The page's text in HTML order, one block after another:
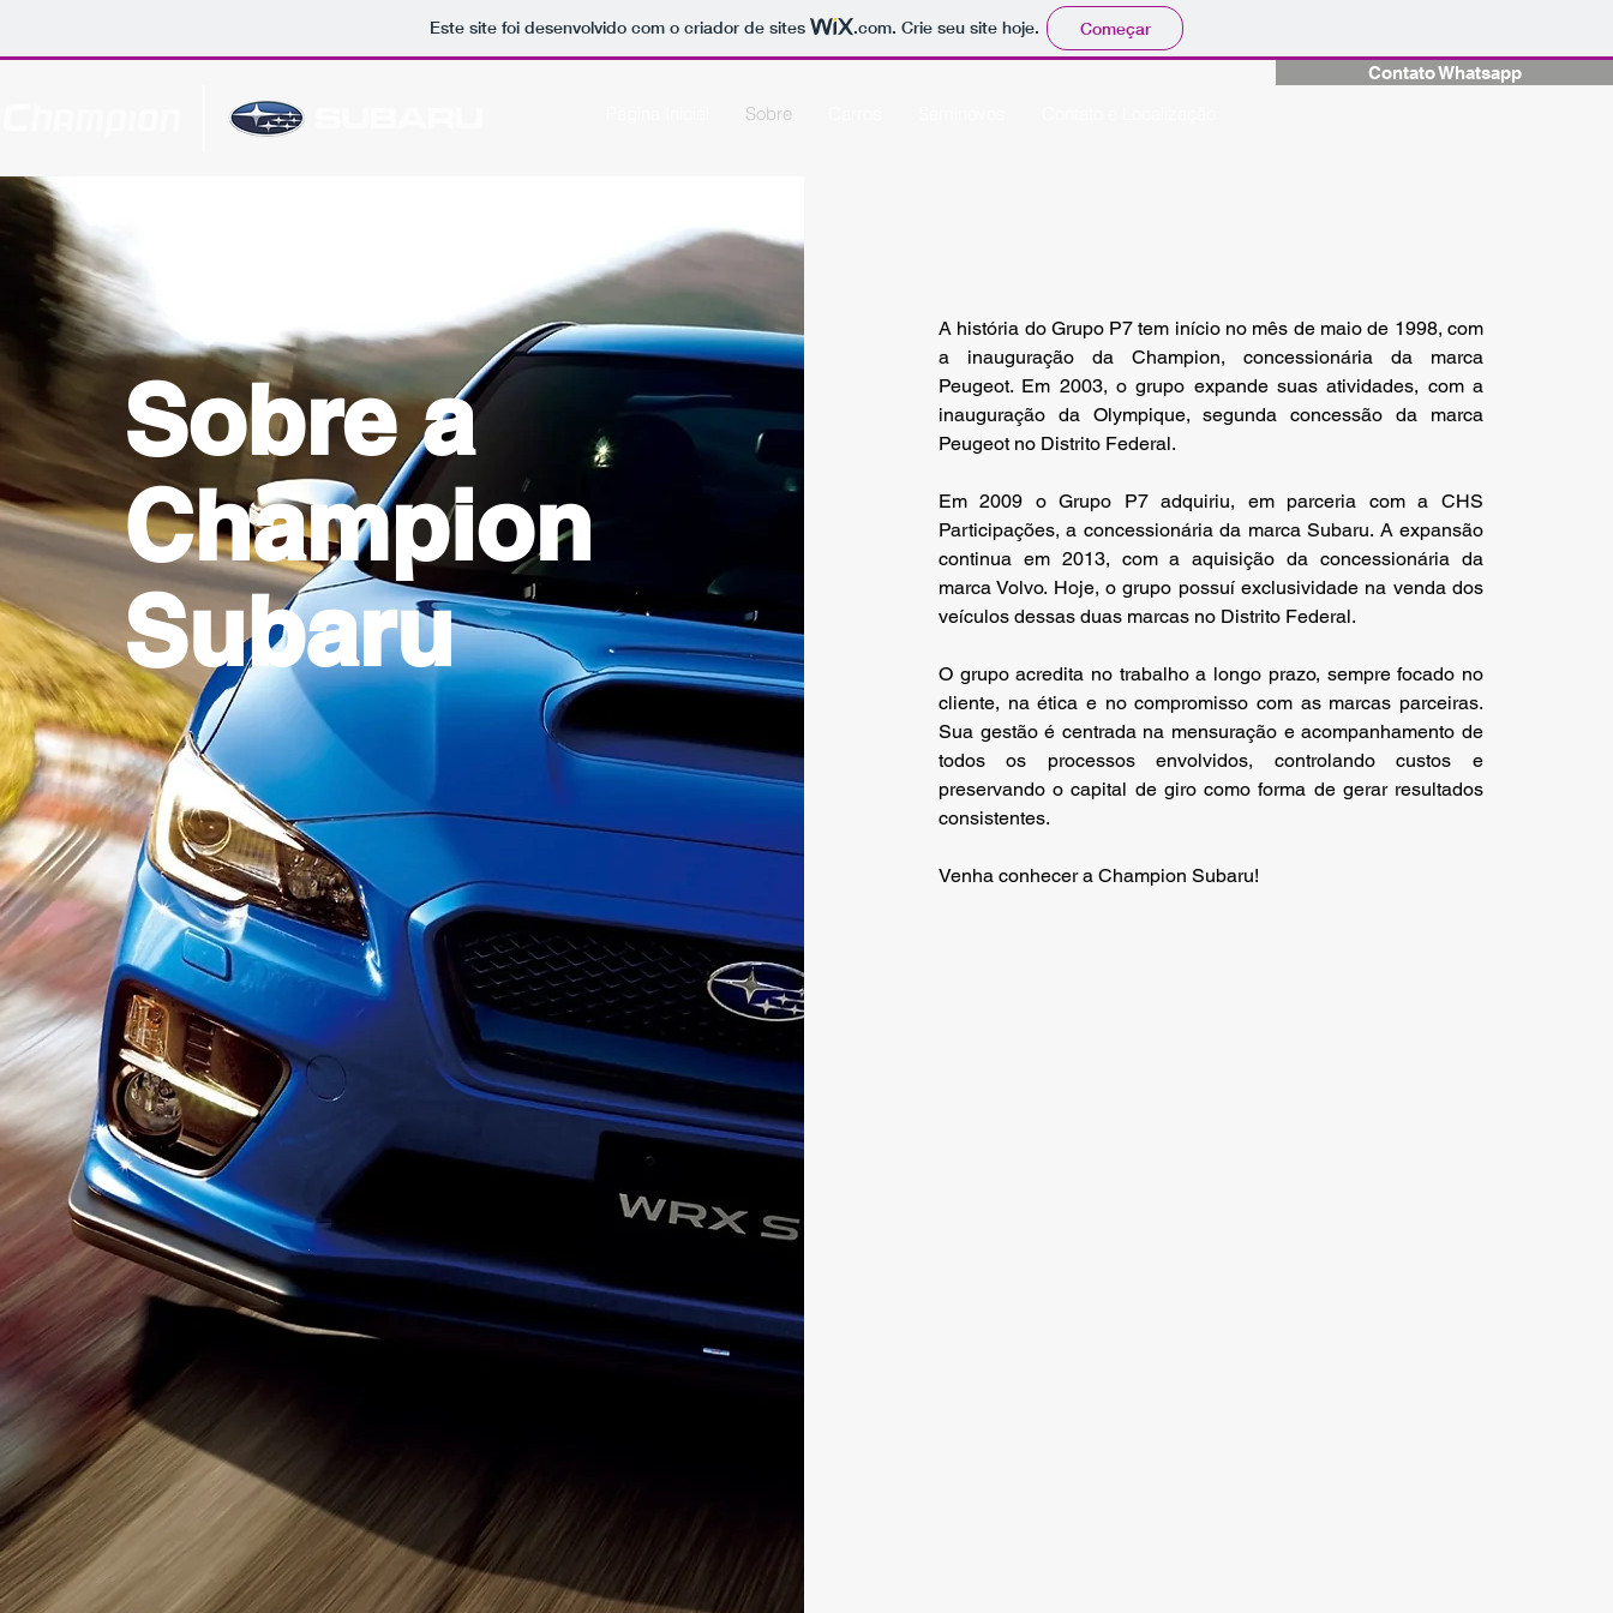
Este site foi desenvolvido com o criador de sites .com. Crie seu site hoje. Começar
Sobre
Contato Whatsapp
Sobre a
Champion
Subaru
A história do Grupo P7 tem início no mês de maio de 1998, com
a inauguração da Champion, concessionária da marca
Peugeot. Em 2003, o grupo expande suas atividades, com a
inauguração da Olympique, segunda concessão da marca
Peugeot no Distrito Federal.
Em 2009 o Grupo P7 adquiriu, em parceria com a CHS
Participações, a concessionária da marca Subaru. A expansão
continua em 2013, com a aquisição da concessionária da
marca Volvo. Hoje, o grupo possuí exclusividade na venda dos
veículos dessas duas marcas no Distrito Federal.
O grupo acredita no trabalho a longo prazo, sempre focado no
cliente, na ética e no compromisso com as marcas parceiras.
Sua gestão é centrada na mensuração e acompanhamento de
todos os processos envolvidos, controlando custos e
preservando o capital de giro como forma de gerar resultados
consistentes.
Venha conhecer a Champion Subaru!